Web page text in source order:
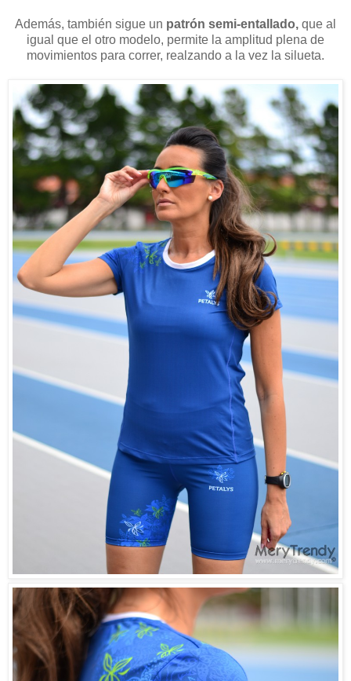
Además, también sigue un patrón semi-entallado, que al
igual que el otro modelo, permite la amplitud plena de
movimientos para correr, realzando a la vez la silueta.